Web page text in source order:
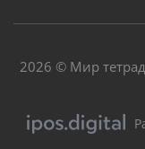
2026 © Мир